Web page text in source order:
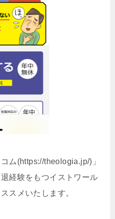
ム(https://theologia.jp/)」
経験をもつイストワール
スメいたします。